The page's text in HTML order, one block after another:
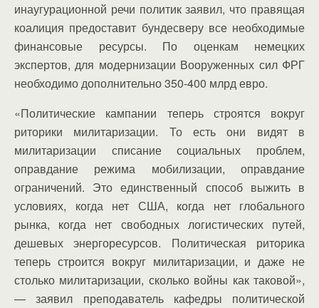
инаугурационной речи политик заявил, что правящая
коалиция предоставит бундесверу все необходимые
финансовые ресурсы. По оценкам немецких
экспертов, для модернизации Вооруженных сил ФРГ
необходимо дополнительно 350-400 млрд евро.
«Политические кампании теперь строятся вокруг
риторики милитаризации. То есть они видят в
милитаризации списание социальных проблем,
оправдание режима мобилизации, оправдание
ограничений. Это единственный способ выжить в
условиях, когда нет США, когда нет глобального
рынка, когда нет свободных логистических путей,
дешевых энергоресурсов. Политическая риторика
теперь строится вокруг милитаризации, и даже не
столько милитаризации, сколько войны как таковой»,
— заявил преподаватель кафедры политической